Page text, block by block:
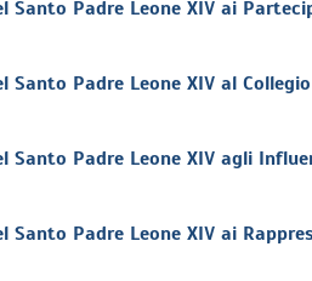
Santo Padre Leone XIV ai
Santo Padre Leone XIV al
Santo Padre Leone XIV agli
Santo Padre Leone XIV ai